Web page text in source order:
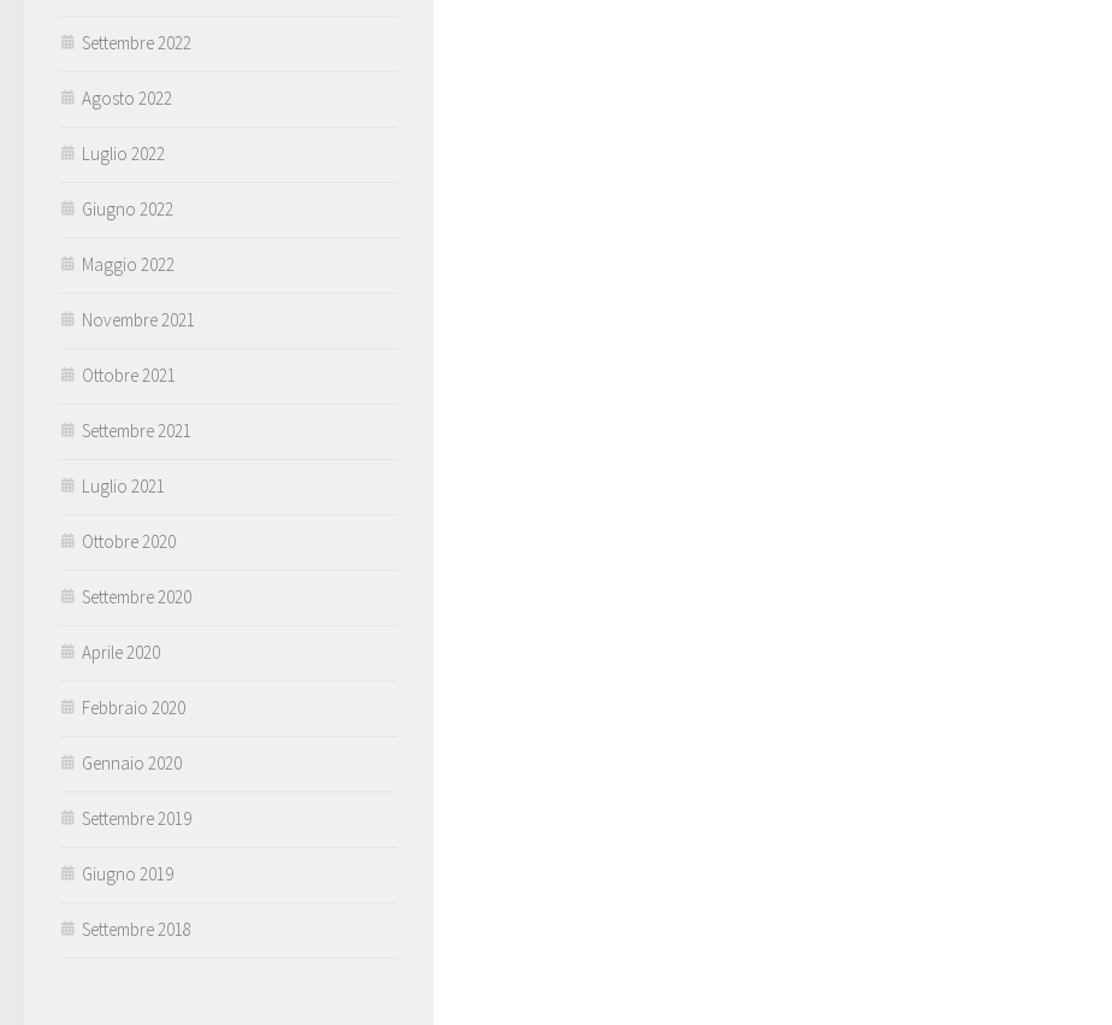
Settembre 2022
Agosto 2022
Luglio 2022
Giugno 2022
Maggio 2022
Novembre 2021
Ottobre 2021
Settembre 2021
Luglio 2021
Ottobre 2020
Settembre 2020
Aprile 2020
Febbraio 2020
Gennaio 2020
Settembre 2019
Giugno 2019
Settembre 2018